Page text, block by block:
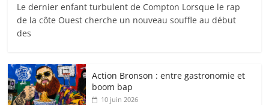
Le dernier enfant turbulent de Compton Lorsque le rap
de la côte Ouest cherche un nouveau souffle au début
des
Action Bronson : entre gastronomie et
boom bap
10 juin 2026